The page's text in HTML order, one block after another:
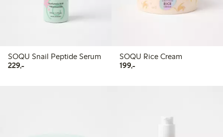
SOQU Snail Peptide Serum
229,-229,00 kr
SOQU Rice Cream
199,-199,00 kr